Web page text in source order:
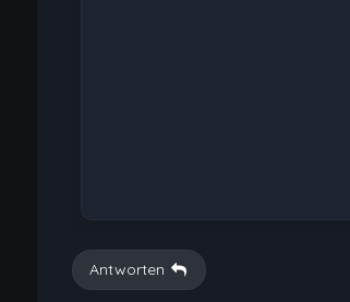
Antworten